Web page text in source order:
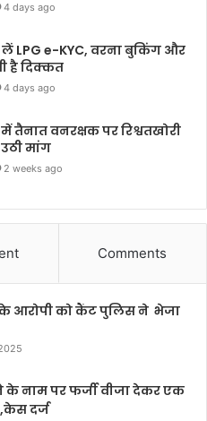
4 days ago
LPG e-KYC, वरना बुकिंग और
है दिक्कत
4 days ago
तैनात वनरक्षक पर रिश्वतखोरी
मांग
2 weeks ago
Comments
आरोपी को कैंट पुलिस ने भेजा
नाम पर फर्जी वीजा देकर एक
दर्ज